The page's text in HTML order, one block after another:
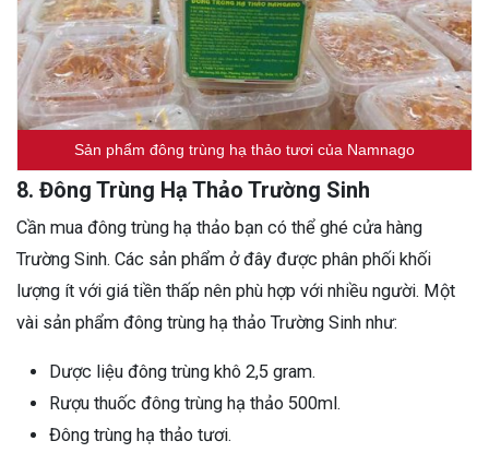
Sản phẩm đông trùng hạ thảo tươi của Namnago
8. Đông Trùng Hạ Thảo Trường Sinh
Cần mua đông trùng hạ thảo bạn có thể ghé cửa hàng
Trường Sinh. Các sản phẩm ở đây được phân phối khối
lượng ít với giá tiền thấp nên phù hợp với nhiều người. Một
vài sản phẩm đông trùng hạ thảo Trường Sinh như:
Dược liệu đông trùng khô 2,5 gram.
Rượu thuốc đông trùng hạ thảo 500ml.
Đông trùng hạ thảo tươi.